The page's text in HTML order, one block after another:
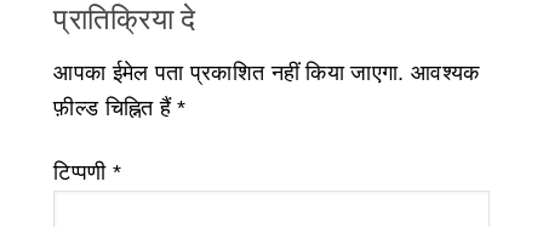
प्रातिक्रिया दे
आपका ईमेल पता प्रकाशित नहीं किया जाएगा. आवश्यक
फ़ील्ड चिह्नित हैं*
टिप्पणी *